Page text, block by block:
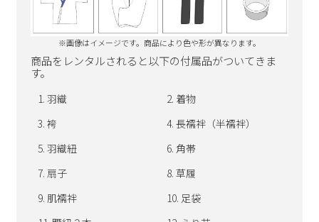
※画像はイメージです。商品により色や形が異なります。
商品をレンタルされると以下の付属品がついてきま
す。
羽織
着物
袴
長襦袢（半襦袢）
羽織紐
角帯
扇子
草履
肌襦袢
足袋